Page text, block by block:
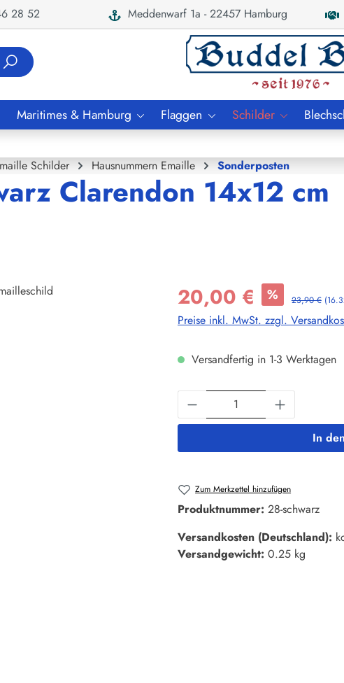
28 52 Meddenwarf 1a - 22457 Hamburg
Maritimes & Hamburg Flaggen Schilder
Schilder Hausnummern Emaille Sonderposten
Clarendon 14x12 cm
20,00 € % 23,90 €
Preise inkl. MwSt. zzgl.
Versandfertig in 1-3 Werktagen
Produkt Anzahl: Gib
In
Zum Merkzettel hinzufügen
Produktnummer: 28-schwarz
Versandkosten (Deutschland):
Versandgewicht: 0.25 kg